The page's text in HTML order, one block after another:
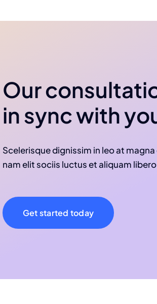
Our
in sync with
Scelerisque dignissim in leo at
nam elit sociis luctus et aliquam
Get started today